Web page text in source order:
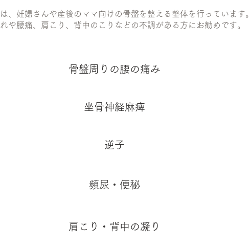
、妊婦さんや産後のママ向けの骨盤を整える整体を行っています。
や腰痛、肩こり、背中のこりなどの不調がある方にお勧めです。
骨盤周りの腰の痛み
坐骨神経麻痺
逆子
頻尿・便秘
肩こり・背中の凝り